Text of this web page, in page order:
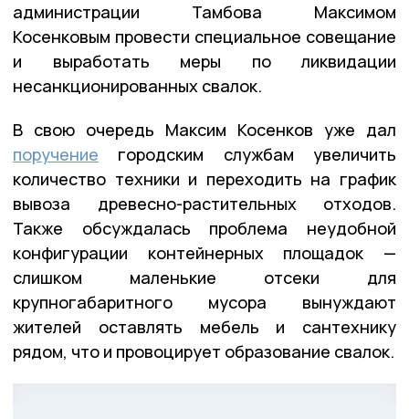
администрации Тамбова Максимом
Косенковым провести специальное совещание
и выработать меры по ликвидации
несанкционированных свалок.
В свою очередь Максим Косенков уже дал
поручение городским службам увеличить
количество техники и переходить на график
вывоза древесно-растительных отходов.
Также обсуждалась проблема неудобной
конфигурации контейнерных площадок —
слишком маленькие отсеки для
крупногабаритного мусора вынуждают
жителей оставлять мебель и сантехнику
рядом, что и провоцирует образование свалок.